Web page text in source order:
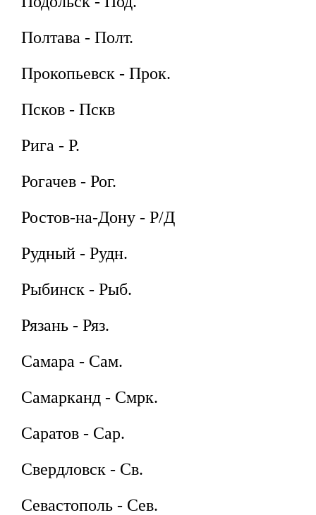
Полтава - Полт.
Прокопьевск - Прок.
Псков - Пскв
Рига - Р.
Рогачев - Рог.
Ростов-на-Дону - Р/Д
Рудный - Рудн.
Рыбинск - Рыб.
Рязань - Ряз.
Самара - Сам.
Самарканд - Смрк.
Саратов - Сар.
Свердловск - Св.
Севастополь - Сев.